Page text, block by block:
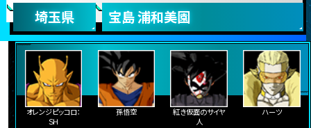
埼玉県 宝島 浦和美園
オレンジピッコロ：
ＳＨ
孫悟空
紅き仮面のサイヤ
人
ハーツ